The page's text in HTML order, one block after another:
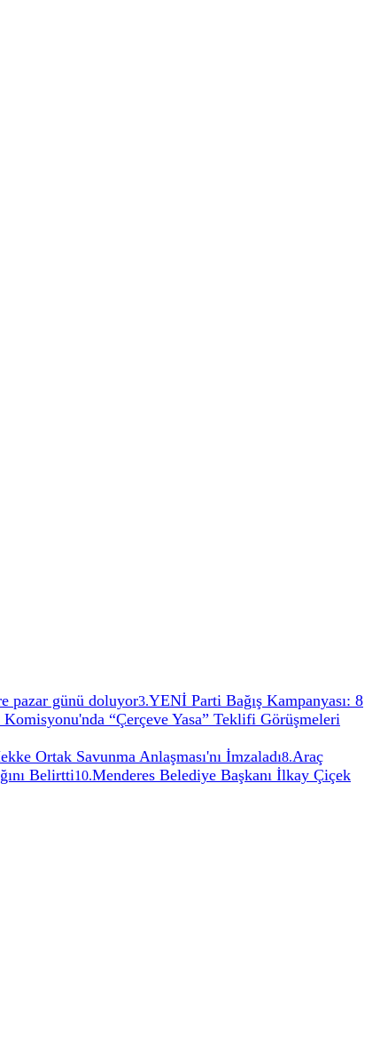
pazar günü doluyor3.YENİ Parti Bağış Kampanyası: 8
“Çerçeve Yasa” Teklifi Görüşmeleri
Ortak Savunma Anlaşması'nı İmzaladı8.Araç
Belirtti10.Menderes Belediye Başkanı İlkay Çiçek